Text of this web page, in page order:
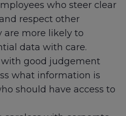
who steer clear
respect other
are more likely to
data with care.
with good judgement
what information is
should have access to